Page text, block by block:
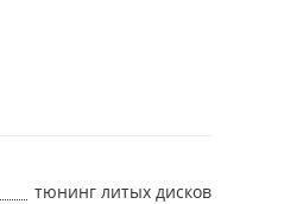
тюнинг литых дисков